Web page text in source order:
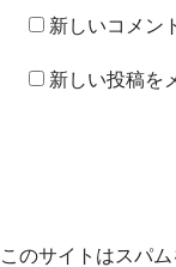
新しいコメン
新しい投稿を
このサイトはスパ